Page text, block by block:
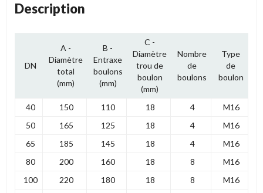
Description
DN
A -
Diamètre
total
(mm)
B -
Entraxe
boulons
(mm)
C -
Diamètre
trou de
boulon
(mm)
Nombre
de
boulons
Type
de
boulon
40 150 110 18 4
M16
50
165 125 18 4
M16
65
185 145 18 4
M16
80
200 160 18 8
M16
100
220 180 18 8 M16